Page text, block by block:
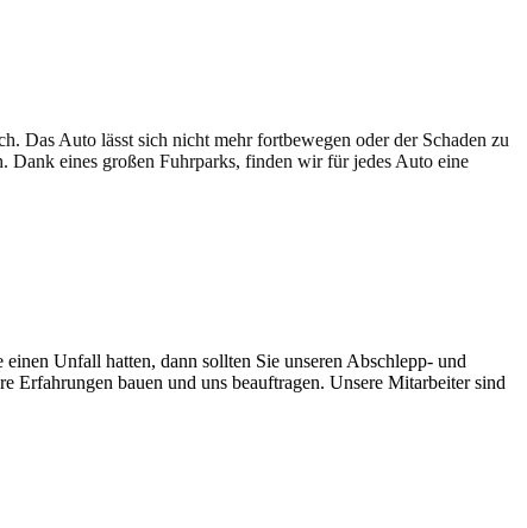
Das Auto lässt sich nicht mehr fortbewegen oder der Schaden zu
Dank eines großen Fuhrparks, finden wir für jedes Auto eine
Unfall hatten, dann sollten Sie unseren Abschlepp- und
Erfahrungen bauen und uns beauftragen. Unsere Mitarbeiter sind